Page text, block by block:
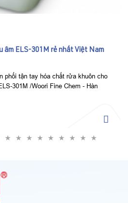
âm ELS-301M rẻ nhất Việt Nam
phối tận tay hóa chất rửa khuôn cho
301M /Woori Fine Chem - Hàn